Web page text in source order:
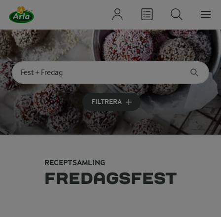
Sök på kategori eller ingrediens
Skriv in sökord för att få förslag
FILTRERA
RECEPTSAMLING
FREDAGSFEST